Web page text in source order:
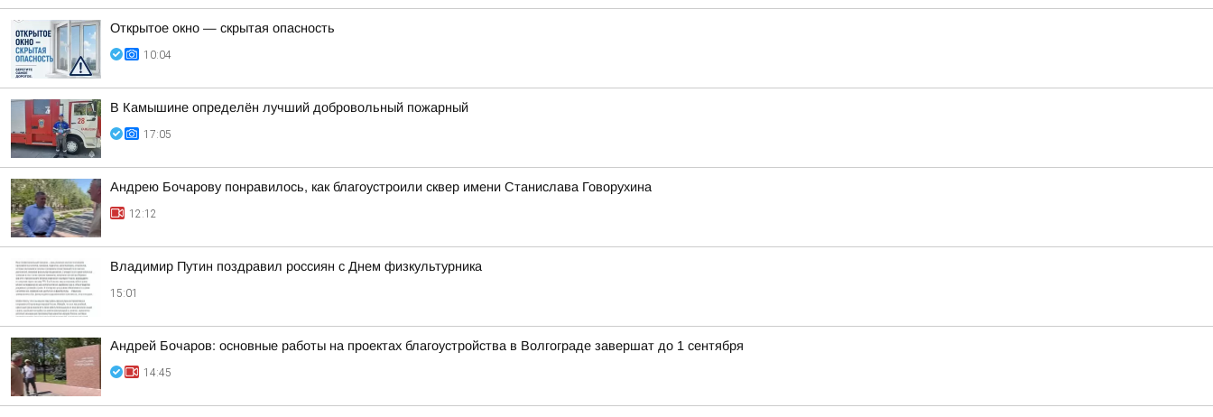
Открытое окно — скрытая опасность
10:04
В Камышине определён лучший добровольный пожарный
17:05
Андрею Бочарову понравилось, как благоустроили сквер имени Станислава Говорухина
12:12
Владимир Путин поздравил россиян с Днем физкультурника
15:01
Андрей Бочаров: основные работы на проектах благоустройства в Волгограде завершат до 1 сентября
14:45